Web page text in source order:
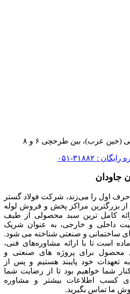
عرب)، بین طرحچی ۶ و ۸
: ۳۱۸۸۲-۰۵۱
جاودان
حرف اول را می‌زند، شرکت فولاد گستر
از بزرگترین مراکز پخش و فروش لوله
کامل ترین سبد محصولی از طیف
داخلی و خارجی، به عنوان شریک
ساختمانی و صنعتی شناخته می شود.
است تا با ارائه مشاوره‌های فنی،
محصول برای پروژه های صنعتی و
تعهدات خود پایبند هستیم و پس از
شما خواهیم بود تا از رضایت شما
کسب اطلاعات بیشتر و مشاوره
ما تماس بگیرید.